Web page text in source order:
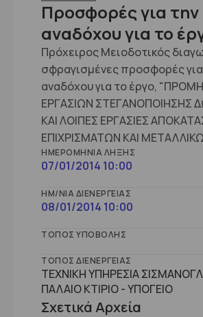
Προσφορές για την
αναδόχου για το
Πρόχειρος Μειοδοτικός
σφραγισμένες προσφορές για
αναδόχου για το έργο,
ΕΡΓΑΣΙΩΝ ΣΤΕΓΑΝΟΠΟΙΗΣΗΣ
ΚΑΙ ΛΟΙΠΕΣ ΕΡΓΑΣΙΕΣ
ΕΠΙΧΡΙΣΜΑΤΩΝ ΚΑΙ
ΗΜΕΡΟΜΗΝΊΑ ΛΉΞΗΣ
07/01/2014 10:00
ΗΜ/ΝΊΑ ΔΙΕΝΈΡΓΕΙΑΣ
08/01/2014 10:00
ΤΌΠΟΣ ΥΠΟΒΟΛΉΣ
ΤΌΠΟΣ ΔΙΕΝΈΡΓΕΙΑΣ
ΤΕΧΝΙΚΗ ΥΠΗΡΕΣΙΑ
ΠΑΛΑΙΟ ΚΤΙΡΙΟ - ΥΠΟΓΕΙΟ
Σχετικά Αρχεία